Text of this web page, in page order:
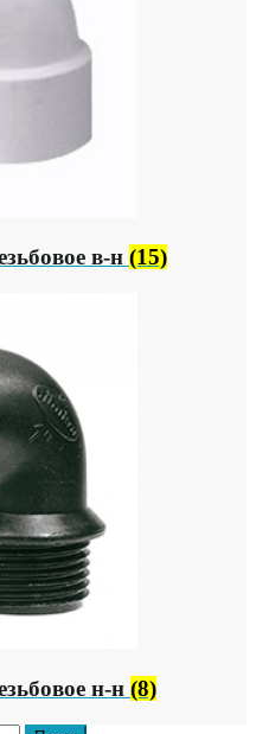
в-н (15)
н-н (8)